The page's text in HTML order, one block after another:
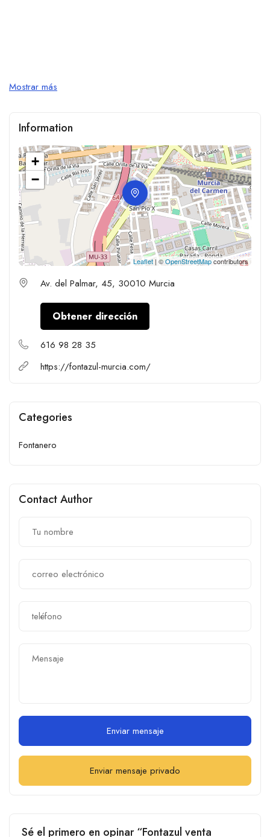
Mostrar más
Information
+
−
Leaflet | ©OpenStreetMapcontributors
Av. del Palmar, 45, 30010 Murcia
Obtener dirección
616 98 28 35
https://fontazul-murcia.com/
Categories
Fontanero
Contact Author
Enviar mensaje
Enviar mensaje privado
Sé el primero en opinar “Fontazul venta